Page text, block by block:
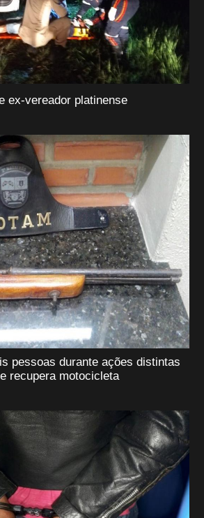
ex-vereador platinense
pessoas durante ações distintas
recupera motocicleta